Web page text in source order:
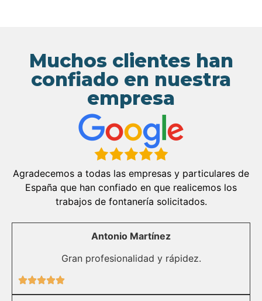
Muchos clientes han
confiado en nuestra
empresa
Agradecemos a todas las empresas y particulares de
España que han confiado en que realicemos los
trabajos de fontanería solicitados.
Antonio Martínez
Gran profesionalidad y rápidez.